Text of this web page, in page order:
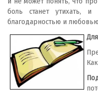
боль станет утихать,
благодарностью и